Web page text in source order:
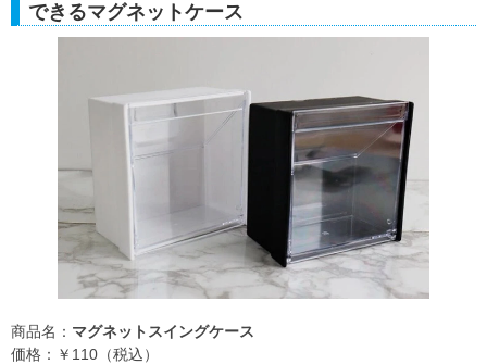
できるマグネットケース
商品名： マグネットスイングケース
価格：￥110（税込）